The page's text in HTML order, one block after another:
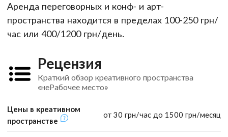
Аренда переговорных и конф- и арт-
пространства находится в пределах 100-250 грн/
час или 400/1200 грн/день.
Рецензия
Краткий обзор креативного пространства
«неРабочее место»
Цены в креативном
пространстве
от 30 грн/час до 1500 грн/месяц